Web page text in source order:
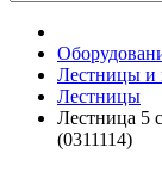
Лестницы и
Лестницы
Лестница 5
(0311114)